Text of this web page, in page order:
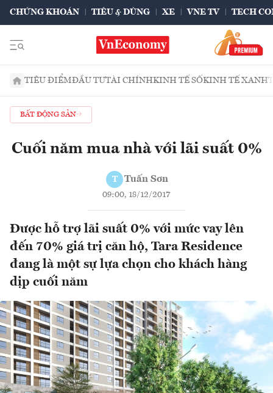
CHỨNG KHOÁN TIÊU & DÙNG XE VNE TV TECH
TIÊU ĐIỂMĐẦU TƯTÀI CHÍNHKINH TẾ SỐKINH TẾ XANH
BẤT ĐỘNG SẢN
Cuối năm mua nhà với lãi suất 0%
T Tuấn Sơn
09:00, 18/12/2017
Được hỗ trợ lãi suất 0% với mức vay lên
đến 70% giá trị căn hộ, Tara Residence
đang là một sự lựa chọn cho khách hàng
dịp cuối năm